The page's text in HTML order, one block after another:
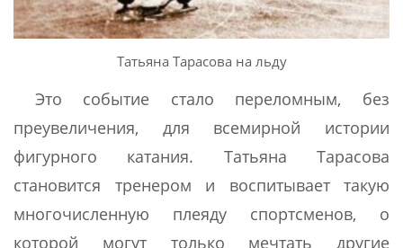
Татьяна Тарасова на льду
Это событие стало переломным, без
преувеличения, для всемирной истории
фигурного катания. Татьяна Тарасова
становится тренером и воспитывает такую
многочисленную плеяду спортсменов, о
которой могут только мечтать другие